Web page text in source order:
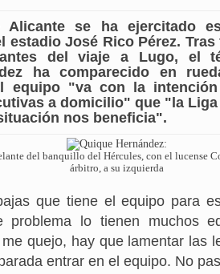
Alicante se ha ejercitado
estadio José Rico Pérez.
del viaje a Lugo, el
ha comparecido en
equipo "va con la
a domicilio" que "la
nos beneficia".
del banquillo del Hércules, con el lucense
árbitro, a su izquierda
que tiene el equipo para
problema lo tienen muchos
quejo, hay que lamentar las
entrar en el equipo. No